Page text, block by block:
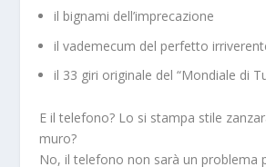
il bignami dell’imprecazione
il vademecum del perfetto
il 33 giri originale del “Mondiale di
E il telefono? Lo si stampa stile
muro?
No, il telefono non sarà un problema